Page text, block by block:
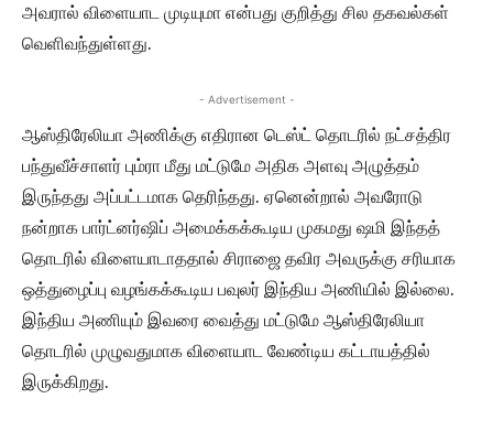
அவரால் விளையாட முடியுமா என்பது குறித்து சில தகவல்கள்
வெளிவந்துள்ளது.
- Advertisement -
ஆஸ்திரேலியா அணிக்கு எதிரான டெஸ்ட் தொடரில் நட்சத்திர
பந்துவீச்சாளர் பும்ரா மீது மட்டுமே அதிக அளவு அழுத்தம்
இருந்தது அப்பட்டமாக தெரிந்தது. ஏனென்றால் அவரோடு
நன்றாக பார்ட்னர்ஷிப் அமைக்கக்கூடிய முகமது ஷமி இந்தத்
தொடரில் விளையாடாததால் சிராஜை தவிர அவருக்கு சரியாக
ஒத்துழைப்பு வழங்கக்கூடிய பவுலர் இந்திய அணியில் இல்லை.
இந்திய அணியும் இவரை வைத்து மட்டுமே ஆஸ்திரேலியா
தொடரில் முழுவதுமாக விளையாட வேண்டிய கட்டாயத்தில்
இருக்கிறது.